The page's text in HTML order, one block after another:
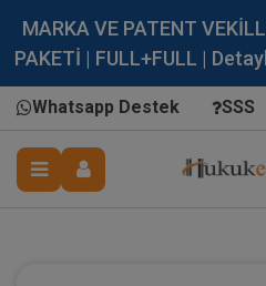
MARKA VE PATENT
PAKETİ | FULL+FULL |
Whatsapp Destek SSS